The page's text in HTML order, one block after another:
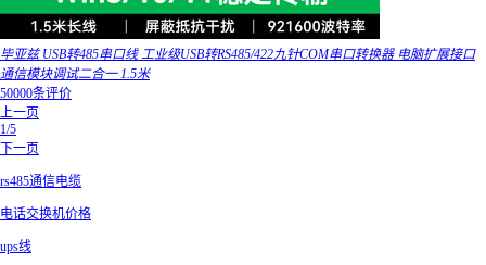
毕亚兹 USB转485串口线 工业级USB转RS485/422九针COM串口转换器 电脑扩展接口
通信模块调试二合一 1.5米
50000条评价
上一页
1/5
下一页
rs485通信电缆
电话交换机价格
ups线